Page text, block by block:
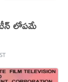
లోపమే